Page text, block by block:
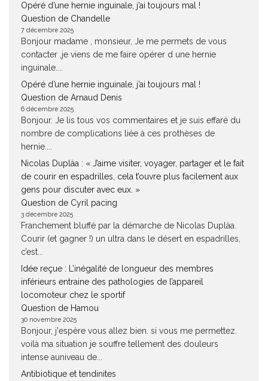
Opéré d’une hernie inguinale, j’ai toujours mal !
Question de Chandelle
7 décembre 2025
Bonjour madame , monsieur, Je me permets de vous
contacter ,je viens de me faire opérer d une hernie
inguinale....
Opéré d’une hernie inguinale, j’ai toujours mal !
Question de Arnaud Denis
6 décembre 2025
Bonjour. Je lis tous vos commentaires et je suis effaré du
nombre de complications liée à ces prothèses de
hernie....
Nicolas Duplàa : « J’aime visiter, voyager, partager et le fait
de courir en espadrilles, cela t’ouvre plus facilement aux
gens pour discuter avec eux. »
Question de Cyril pacing
3 décembre 2025
Franchement bluffé par la démarche de Nicolas Duplàa.
Courir (et gagner !) un ultra dans le désert en espadrilles,
c’est...
Idée reçue : L’inégalité de longueur des membres
inférieurs entraine des pathologies de l’appareil
locomoteur chez le sportif
Question de Hamou
30 novembre 2025
Bonjour, j'espère vous allez bien. si vous me permettez.
voilà ma situation je souffre tellement des douleurs
intense auniveau de...
Antibiotique et tendinites